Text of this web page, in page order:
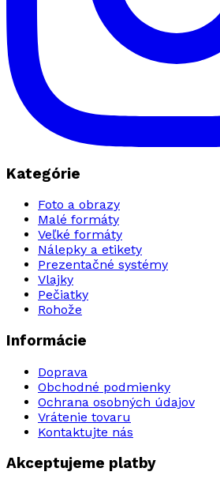
Kategórie
Foto a obrazy
Malé formáty
Veľké formáty
Nálepky a etikety
Prezentačné systémy
Vlajky
Pečiatky
Rohože
Informácie
Doprava
Obchodné podmienky
Ochrana osobných údajov
Vrátenie tovaru
Kontaktujte nás
Akceptujeme platby